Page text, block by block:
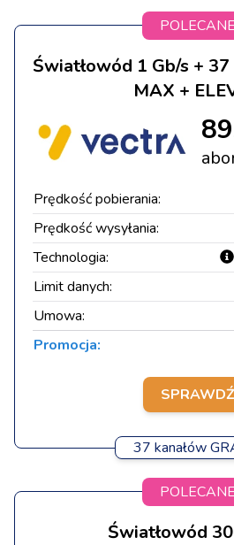
POLECANE
Światłowód 1 Gb/s +
MAX +
Prędkość pobierania:
Prędkość wysyłania:
Technologia:
Limit danych:
Umowa:
Promocja:
SPRAWDŹ
37 kanałów
POLECANE
Światłowód